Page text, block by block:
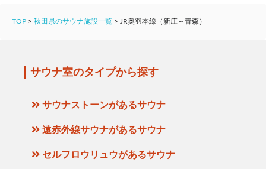
TOP > 秋田県のサウナ施設一覧 > JR奥羽本線（新庄～青森）
サウナ室のタイプから探す
サウナストーンがあるサウナ
遠赤外線サウナがあるサウナ
セルフロウリュウがあるサウナ